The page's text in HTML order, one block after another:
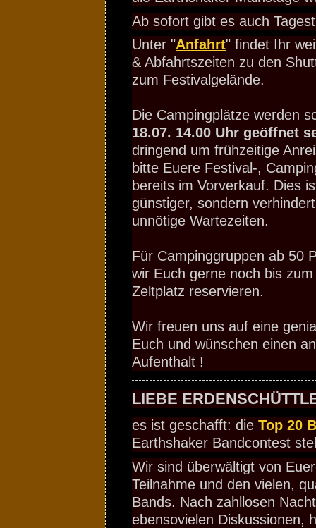
Ab sofort gibt es auch
Unter "Anfahrt" findet Ihr
& Abfahrtszeiten zu den
zum Festivalgelände.
Die Campingplätze werden
18.07. 14.00 Uhr geöffnet
dringend um frühzeitige
bitte Euere Festival-,
bereits im Vorverkauf. Dies
günstiger, sondern
unnötige Wartezeiten.
Für Campinggruppen ab 50
wir Euch gerne noch bis
Zeltplatz reservieren.
Wir freuen uns auf eine
Euch und wünschen einen
Aufenthalt !
LIEBE
es ist geschafft: die Top 20
Earthshaker Bandcontest
Wir sind überwältigt von
Teilnahme und den vielen,
Bands. Nach zahllosen
ebensovielen Diskussionen,